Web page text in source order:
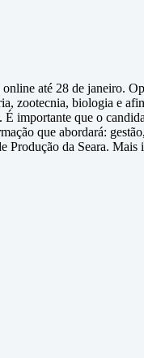
até 28 de janeiro.
zootecnia, biologia e
importante que o
que abordará:
da Seara.